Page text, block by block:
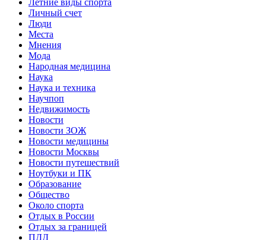
Личный счет
Люди
Места
Мнения
Мода
Народная медицина
Наука
Наука и техника
Научпоп
Недвижимость
Новости
Новости ЗОЖ
Новости медицины
Новости Москвы
Новости путешествий
Ноутбуки и ПК
Образование
Общество
Около спорта
Отдых в России
Отдых за границей
ПДД